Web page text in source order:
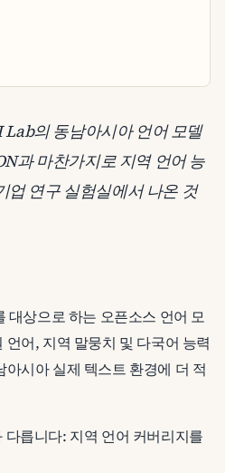
의 동남아시아 언어 모델
과 마찬가지로 지역 언어 능
업 연구 실험실에서 나온 것
대상으로 하는 오픈소스 언어 모
어, 지역 말뭉치 및 다국어 능력
시아 실제 텍스트 환경에 더 적
릅니다: 지역 언어 커버리지를